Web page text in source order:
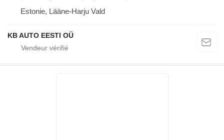
Estonie, Lääne-Harju Vald
KB AUTO EESTI OÜ